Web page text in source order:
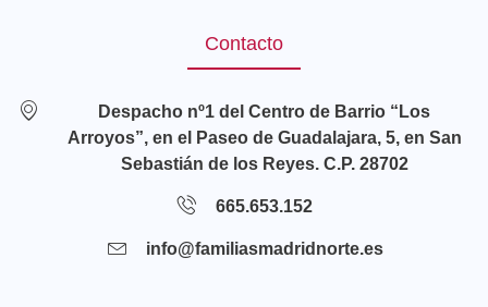
Contacto
Despacho nº1 del Centro de Barrio “Los
Arroyos”, en el Paseo de Guadalajara, 5, en San
Sebastián de los Reyes. C.P. 28702
665.653.152
info@familiasmadridnorte.es